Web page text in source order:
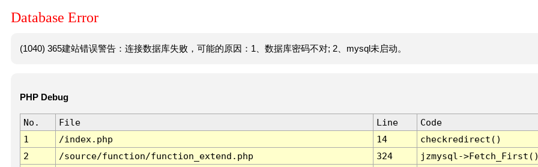
Database Error
(1040) 365建站错误警告：连接数据库失败，可能的原因：1、数据库密码不对; 2、mysql未启动。
PHP Debug
No. File Line
Code
1
/index.php 14
checkredirect()
2
/source/function/function_extend.php 324
jzmysql-